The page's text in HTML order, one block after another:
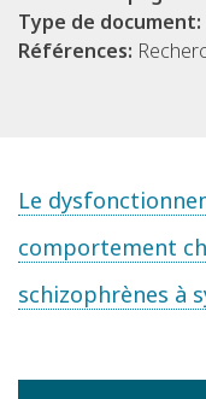
Type de document:
Références:
Le
comportement
schizophrènes à